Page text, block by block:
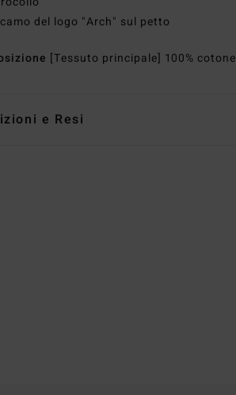
del logo "Arch" sul petto
[Tessuto principale] 100% cotone
e Resi